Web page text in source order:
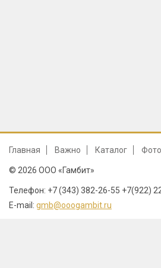
Главная Важно Каталог
© 2026 ООО «Гамбит»
Телефон: +7 (343) 382-26-55
E-mail: gmb@ooogambit.ru